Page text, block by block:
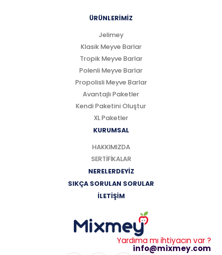
ÜRÜNLERİMİZ
Jelimey
Klasik Meyve Barlar
Tropik Meyve Barlar
Polenli Meyve Barlar
Propolisli Meyve Barlar
Avantajlı Paketler
Kendi Paketini Oluştur
XL Paketler
KURUMSAL
HAKKIMIZDA
SERTİFİKALAR
NERELERDEYİZ
SIKÇA SORULAN SORULAR
İLETİŞİM
Yardıma mı ihtiyacın var ?
info@mixmey.com